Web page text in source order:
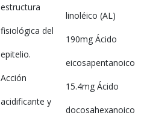
estructura
fisiológica del
epitelio.
Acción
acidificante y
linoléico (AL)
190mg Ácido
eicosapentanoico
15.4mg Ácido
docosahexanoico